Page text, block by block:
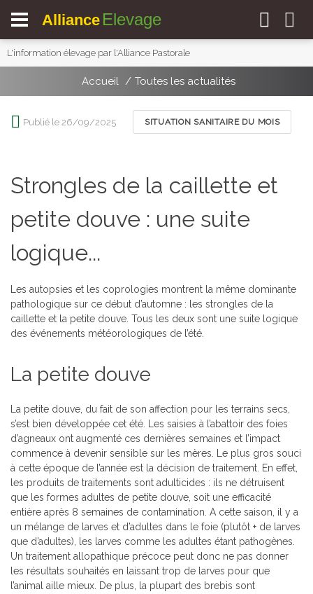
Alliance Elevage
L'information élevage par l'Alliance Pastorale
Accueil Toutes les actualités
Publié le 26/09/2025 SITUATION SANITAIRE DU MOIS
Strongles de la caillette et
petite douve : une suite
logique...
Les autopsies et les coprologies montrent la même dominante
pathologique sur ce début d’automne : les strongles de la
caillette et la petite douve. Tous les deux sont une suite logique
des événements météorologiques de l’été.
La petite douve
La petite douve, du fait de son affection pour les terrains secs,
s’est bien développée cet été. Les saisies à l’abattoir des foies
d’agneaux ont augmenté ces dernières semaines et l’impact
commence à devenir sensible sur les mères. Le plus gros souci
à cette époque de l’année est la décision de traitement. En effet,
les produits de traitements sont adulticides : ils ne détruisent
que les formes adultes de petite douve, soit une efficacité
entière après 8 semaines de contamination. A cette saison, il y a
un mélange de larves et d’adultes dans le foie (plutôt + de larves
que d’adultes), les larves comme les adultes étant pathogènes.
Un traitement allopathique précoce peut donc ne pas donner
les résultats souhaités en laissant trop de larves pour que
l’animal aille mieux. De plus, la plupart des brebis sont